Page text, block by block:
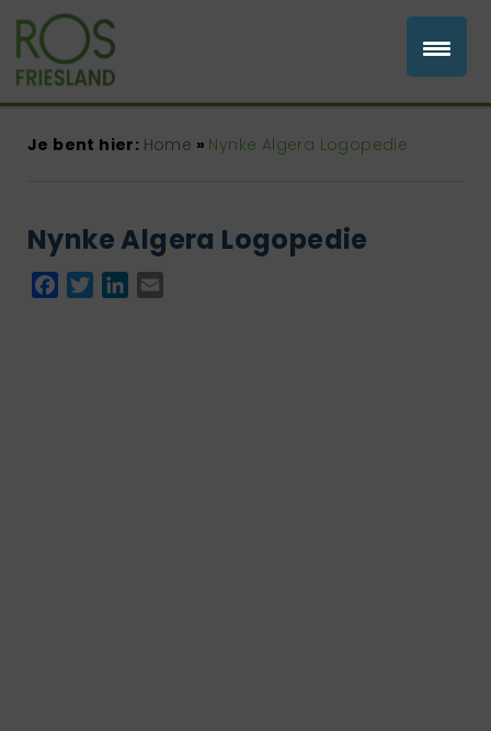
Je bent hier: Home » Nynke Algera Logopedie
Nynke Algera Logopedie
Facebook
TwitterLinkedIn